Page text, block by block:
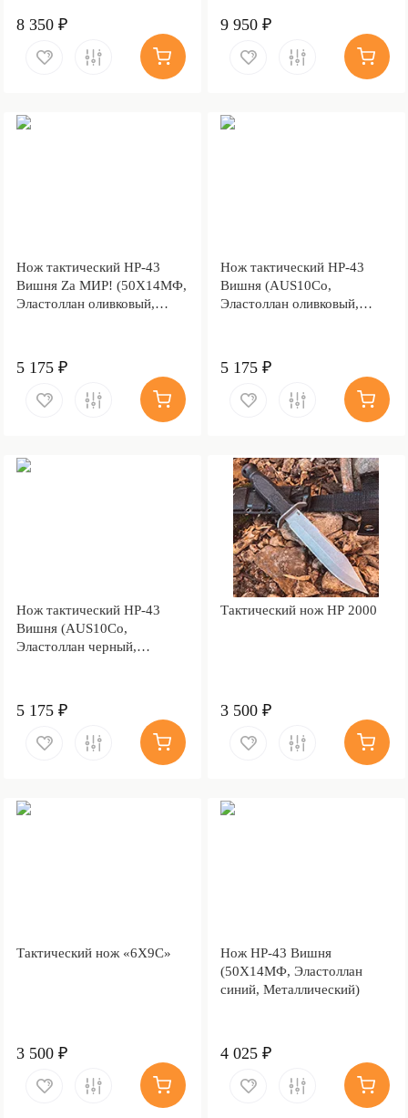
8 350 ₽ 9 950 ₽
Нож тактический НР-43
Вишня Zа МИР! (50Х14МФ,
Эластоллан оливковый,
5 175 ₽
Нож тактический НР-43
Вишня (AUS10Co,
Эластоллан оливковый,
5 175 ₽
Нож тактический НР-43
Вишня (AUS10Co,
Эластоллан черный,
5 175 ₽
Тактический нож НР 2000
3 500 ₽
Тактический нож «6Х9С»
3 500 ₽
Нож НР-43 Вишня
(50Х14МФ, Эластоллан
синий, Металлический)
4 025 ₽